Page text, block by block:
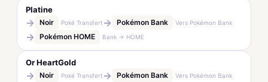
Platine
→ Noir Poké Transfert → Pokémon Bank Vers Pokémon Bank
→ Pokémon HOME Bank → HOME
Or HeartGold
→ Noir Poké Transfert → Pokémon Bank Vers Pokémon Bank